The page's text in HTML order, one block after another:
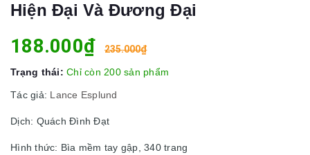
Hiện Đại Và Đương Đại
188.000₫ 235.000₫
Trạng thái: Chỉ còn 200 sản phẩm
Tác giả: Lance Esplund
Dịch: Quách Đình Đạt
Hình thức: Bìa mềm tay gập, 340 trang